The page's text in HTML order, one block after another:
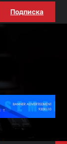
Подписка